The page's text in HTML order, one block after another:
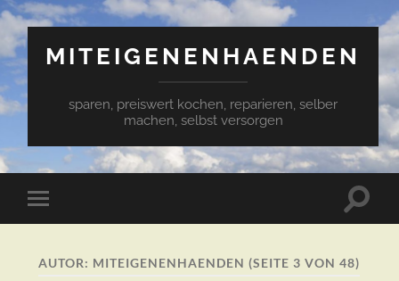
MITEIGENENHAENDEN
sparen, preiswert kochen, reparieren, selber
machen, selbst versorgen
Mobile-
Menü
AUTOR: MITEIGENENHAENDEN (SEITE 3 VON 48)